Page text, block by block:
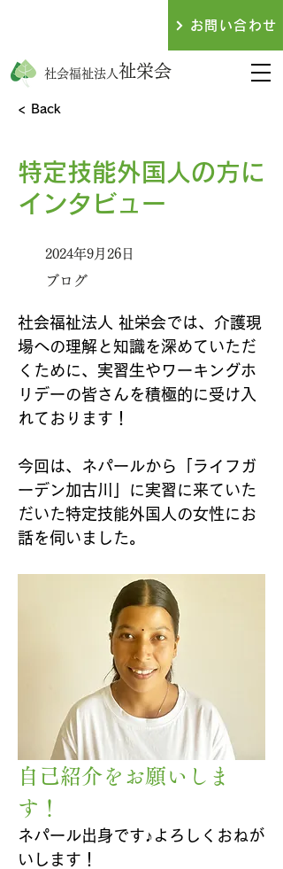
社会福祉法人祉栄会
お問い合わせ
< Back
特定技能外国人の方に
インタビュー
2024年9月26日
ブログ
社会福祉法人 祉栄会では、介護現
場への理解と知識を深めていただ
くために、実習生やワーキングホ
リデーの皆さんを積極的に受け入
れております！
今回は、ネパールから「ライフガ
ーデン加古川」に実習に来ていた
だいた特定技能外国人の女性にお
話を伺いました。
自己紹介をお願いしま
す！
ネパール出身です♪よろしくおねが
いします！